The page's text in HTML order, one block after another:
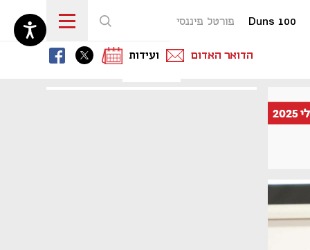
Duns 100 פורטל פיננסי
נפתח בכרטיסייה חדשה
נפתח בכרטיסייה חדשה
ועידות
נפתח בכרטיסייה חדשה
הדואר האדום